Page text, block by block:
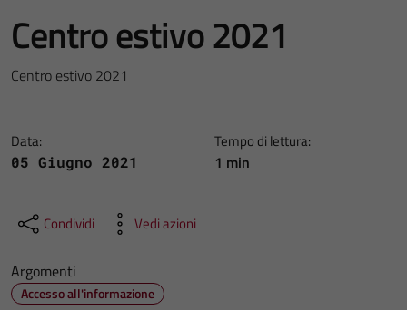
Centro estivo 2021
Centro estivo 2021
Data:
05 Giugno 2021
Tempo di lettura:
1 min
Condividi Vedi azioni
Argomenti
Accesso all'informazione